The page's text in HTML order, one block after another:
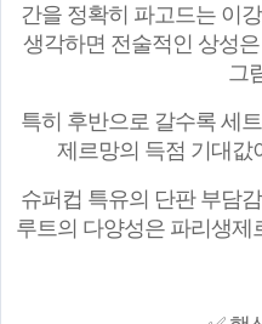
간을 정확히 파고드는 이
생각하면 전술적인 상성
그
특히 후반으로 갈수록 세
제르망의 득점 기대값
슈퍼컵 특유의 단판 부담
루트의 다양성은 파리생제